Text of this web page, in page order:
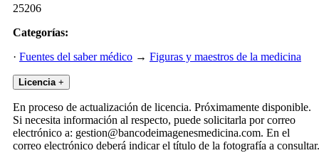
25206
Categorías:
· Fuentes del saber médico → Figuras y maestros de la medicina
Licencia +
En proceso de actualización de licencia. Próximamente disponible.
Si necesita información al respecto, puede solicitarla por correo
electrónico a: gestion@bancodeimagenesmedicina.com. En el
correo electrónico deberá indicar el título de la fotografía a consultar.